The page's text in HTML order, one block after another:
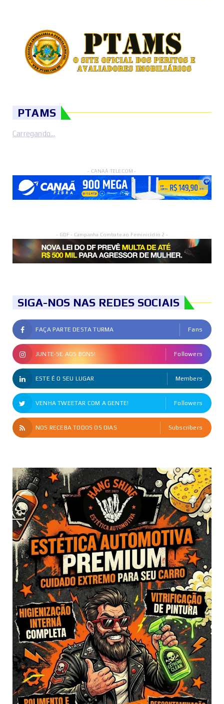
PTAMS
Carregando...
- CANAÃ TELECOM -
- GDF - Campanha Combate ao Feminicídio 2 -
SIGA-NOS NAS REDES SOCIAIS
FAÇA PARTE DESTA TURMA Fans
JUNTE-SE AOS BONS! Followers
ESTE É O SEU LUGAR Members
VENHA TWEETAR COM A GENTE! Followers
NOS RECEBA TODOS OS DIAS Subscribers